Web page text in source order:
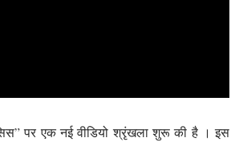
पर एक नई वीडियो श्रृंखला शुरू की है । इस